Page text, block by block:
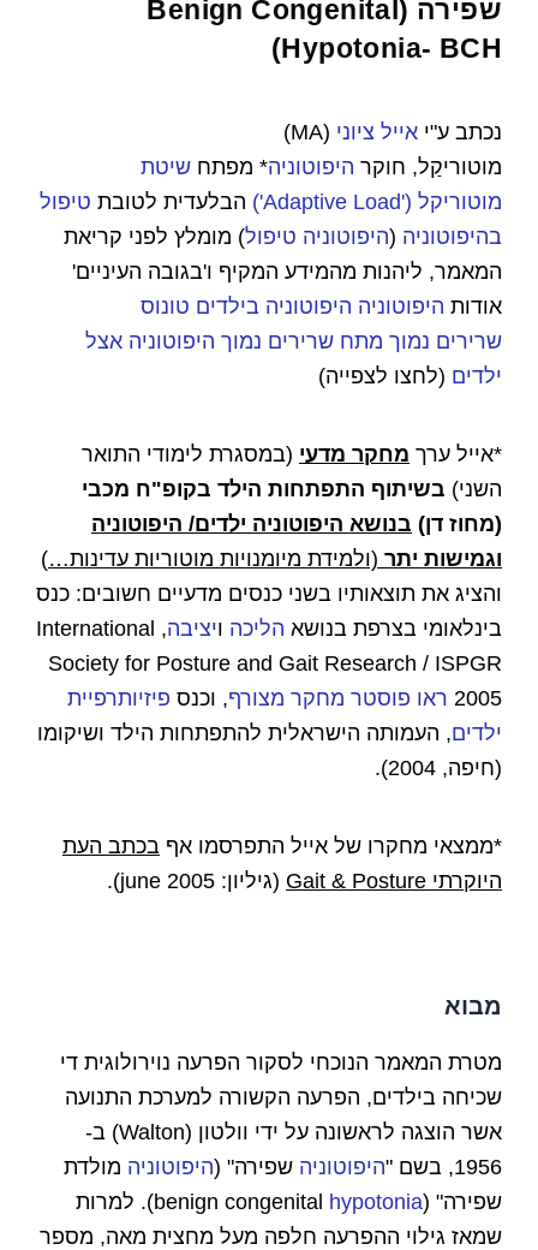
שפירה (Benign Congenital
Hypotonia- BCH)
נכתב ע"י אייל ציוני
(MA)
מוטוריקַל, חוקר היפוטוניה* מפתח שיטת
מוטוריקל (
'
Adaptive Load
') הבלעדית לטובת טיפול
בהיפוטוניה (היפוטוניה טיפול) מומלץ לפני קריאת
המאמר, ליהנות מהמידע המקיף ו'בגובה העיניים'
אודות היפוטוניה היפוטוניה בילדים טונוס
שרירים נמוך מתח שרירים נמוך היפוטוניה אצל
ילדים (לחצו לצפייה)
*אייל ערך מחקר מדעי (במסגרת לימודי התואר
השני) בשיתוף התפתחות הילד בקופ"ח מכבי
(מחוז דן) בנושא היפוטוניה ילדים/ היפוטוניה
וגמישות יתר (ולמידת מיומנויות מוטוריות עדינות…)
והציג את תוצאותיו בשני כנסים מדעיים חשובים: כנס
בינלאומי בצרפת בנושא הליכה ויציבה , International
Society for Posture and Gait Research / ISPGR
2005 ראו פוסטר מחקר מצורף, וכנס פיזיותרפיית
ילדים, העמותה הישראלית להתפתחות הילד ושיקומו
(חיפה, 2004).
*ממצאי מחקרו של אייל התפרסמו אף בכתב העת
היוקרתי Gait & Posture (גיליון: june 2005).
מבוא
מטרת המאמר הנוכחי לסקור הפרעה נוירולוגית די
שכיחה בילדים, הפרעה הקשורה למערכת התנועה
אשר הוצגה לראשונה על ידי וולטון (Walton) ב-
1956, בשם "
היפוטוניה שפירה" (היפוטוניה מולדת
שפירה" (benign congenitalhypotonia
). למרות
שמאז גילוי ההפרעה חלפה מעל מחצית מאה, מספר